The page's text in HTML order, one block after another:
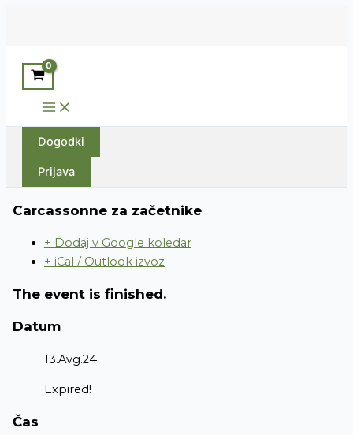
Main
Menu
Dogodki
Prijava
Carcassonne za začetnike
+ Dodaj v Google koledar
+ iCal / Outlook izvoz
The event is finished.
Datum
13.Avg.24
Expired!
Čas